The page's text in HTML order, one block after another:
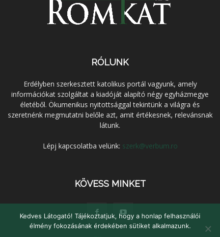
RÓLUNK
Erdélyben szerkesztett katolikus portál vagyunk, amely
információkat szolgáltat a kiadóját alapító négy egyházmegye
életéből. Ökumenikus nyitottsággal tekintünk a világra és
szeretnénk megmutatni belőle azt, amit értékesnek, relevánsnak
látunk.
Lépj kapcsolatba velünk: szerk@verbum.ro
KÖVESS MINKET
Kedves Látogató! Tájékoztatjuk, hogy a honlap felhasználói
élmény fokozásának érdekében sütiket alkalmazunk.